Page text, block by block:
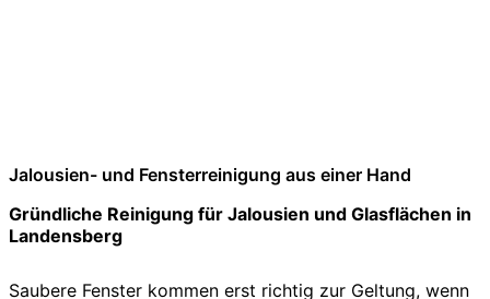
Jalousien- und Fensterreinigung aus einer Hand
Gründliche Reinigung für Jalousien und Glasflächen in
Landensberg
Saubere Fenster kommen erst richtig zur Geltung, wenn